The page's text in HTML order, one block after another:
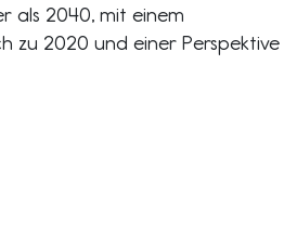
als 2040, mit einem
zu 2020 und einer Perspektive